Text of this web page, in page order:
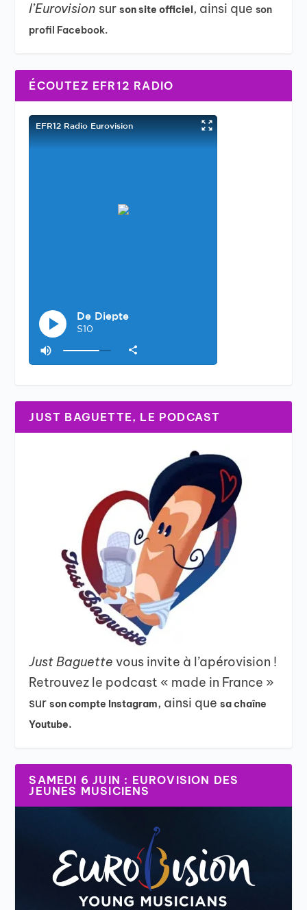
l’Eurovision surson site officiel , ainsi queson
profil Facebook.
ÉCOUTEZ EFR12 RADIO
JUST BAGUETTE, LE PODCAST
Just Baguettevous invite à l’apérovision !
Retrouvez le podcast « made in France »
surson compte Instagram, ainsi quesa chaîne
Youtube.
SAMEDI 6 JUIN : EUROVISION DES
JEUNES MUSICIENS